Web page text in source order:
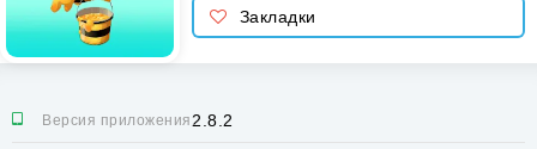
Закладки
Версия приложения:2.8.2